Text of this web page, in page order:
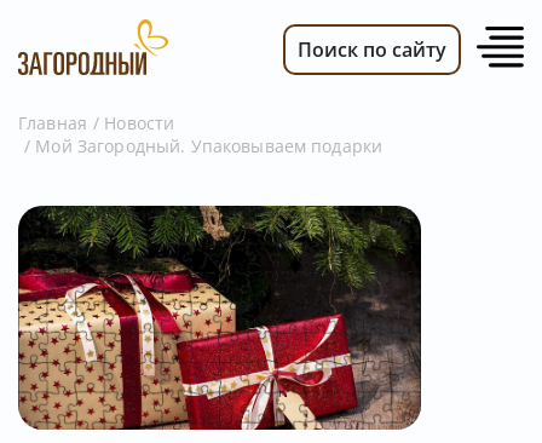
НОВОСТИ
ПЕРЕДАЧИ
ТЕЛЕПРОГРАММА
РЕКЛАМОДАТЕЛЯМ
Поиск по сайту
Главная
Новости
Мой Загородный. Упаковываем подарки